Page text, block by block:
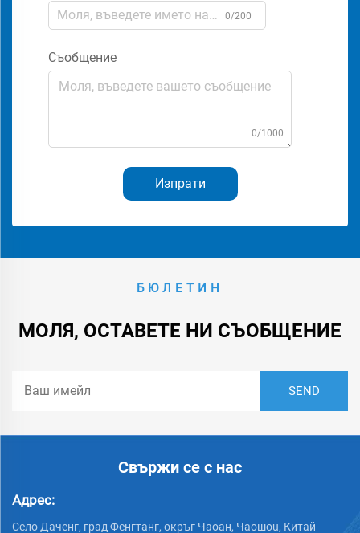
0/200
Съобщение
0/1000
Изпрати
БЮЛЕТИН
МОЛЯ, ОСТАВЕТЕ НИ СЪОБЩЕНИЕ
Свържи се с нас
Адрес:
Село Даченг, град Фенгтанг, окръг Чаоан, Чаошou, Китай